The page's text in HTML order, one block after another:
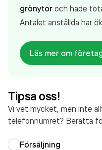
grönytor och hade
Antalet anställda har
Bolaget är ett
2003. Acre AB
Läs mer om
Tipsa oss!
Vi vet mycket, men inte
telefonnumret? Berätta
Försäljning